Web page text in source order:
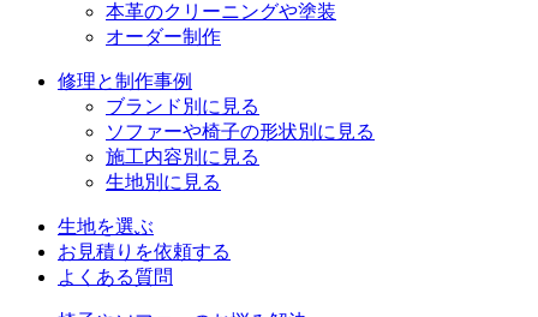
本革のクリーニングや塗装
オーダー制作
修理と制作事例
ブランド別に見る
ソファーや椅子の形状別に見る
施工内容別に見る
生地別に見る
生地を選ぶ
お見積りを依頼する
よくある質問